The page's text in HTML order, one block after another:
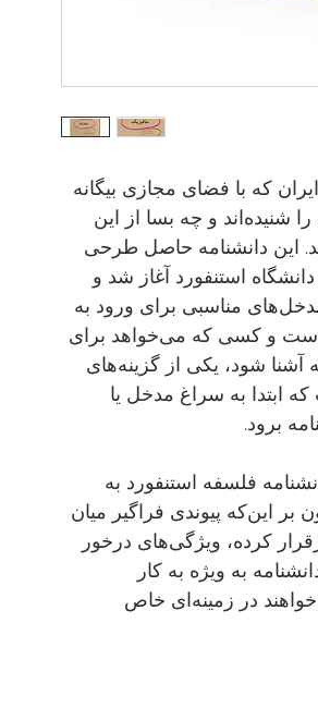
که با فضای مجازی بیگانه
شنیده‌اند و چه بسا از این
این دانشنامه حاصل طرحی
اجرای آن در سال ١٩٩٥ در دانشگاه استنفورد آغاز شد و
مناسبی برای ورود به
است و کسی که می‌خواهد برای
آشنا شود، یکی از گزینه‌های
ابتدا به سراغ مدخل یا
برود.
فلسفه استنفورد به
بر این‌که پیوندی فراگیر میان
کرده، ویژگی‌های درخور
به ویژه به کار
در زمینه‌ای خاص